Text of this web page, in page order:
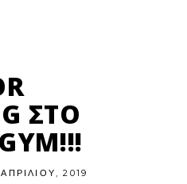
ΣΤΟ
2019